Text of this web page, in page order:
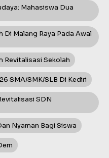
Mahasiswa Dua
Malang Raya Pada Awal
Revitalisasi Sekolah
SMA/SMK/SLB Di Kediri
SDN
Nyaman Bagi Siswa